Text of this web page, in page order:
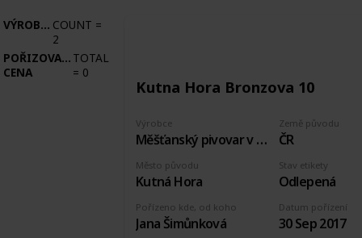
VÝROBCE COUNT =
2
POŘIZOVACÍ
CENA
TOTAL
= 0
Kutna Hora Bronzova 10
Výrobce
Měšťanský pivovar v Kutné Hoře
Země původu
ČR
Pořízeno kde, od koho
Jana Šimůnková
Stav etikety
Odlepená
Datum pořízení
30 Sep 2017
Město původu
Kutná Hora